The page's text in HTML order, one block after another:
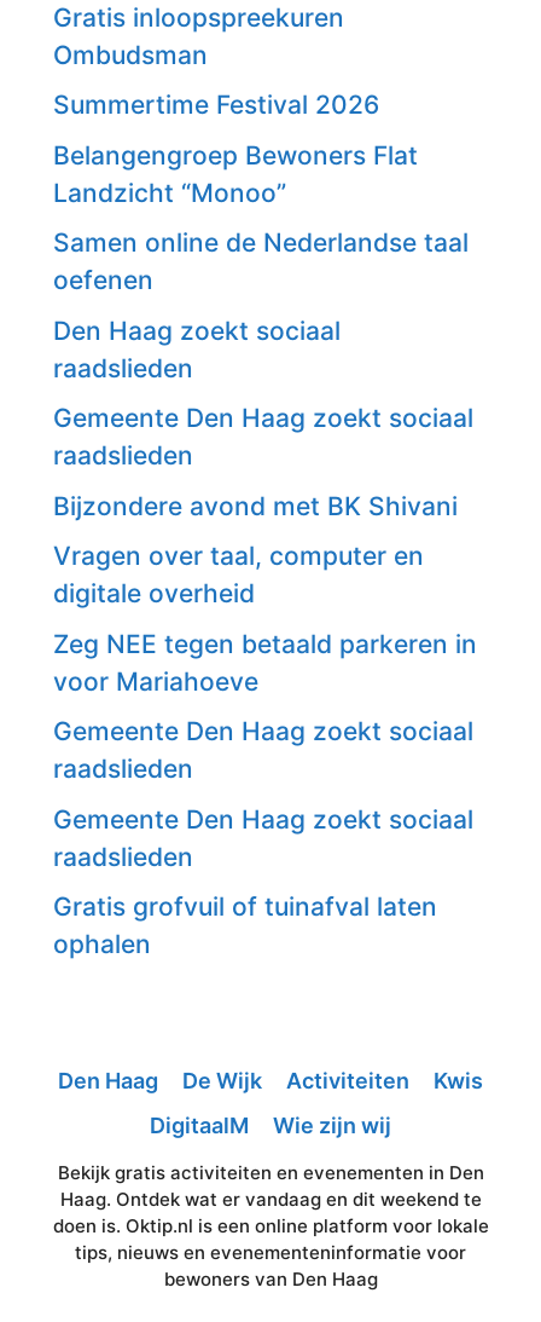
Gratis inloopspreekuren
Ombudsman
Summertime Festival 2026
Belangengroep Bewoners Flat
Landzicht “Monoo”
Samen online de Nederlandse taal
oefenen
Den Haag zoekt sociaal
raadslieden
Gemeente Den Haag zoekt sociaal
raadslieden
Bijzondere avond met BK Shivani
Vragen over taal, computer en
digitale overheid
Zeg NEE tegen betaald parkeren in
voor Mariahoeve
Gemeente Den Haag zoekt sociaal
raadslieden
Gemeente Den Haag zoekt sociaal
raadslieden
Gratis grofvuil of tuinafval laten
ophalen
Den Haag De Wijk Activiteiten
Kwis
DigitaalM
Wie zijn wij
Bekijk gratis activiteiten en evenementen in Den
Haag. Ontdek wat er vandaag en dit weekend te
doen is. Oktip.nl is een online platform voor lokale
tips, nieuws en evenementeninformatie voor
bewoners van Den Haag